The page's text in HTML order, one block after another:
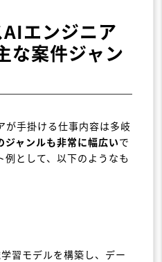
エンジニア
な案件ジャン
が手掛ける仕事内容は多岐
ジャンルも非常に幅広いで
例として、以下のようなも
習モデルを構築し、デー